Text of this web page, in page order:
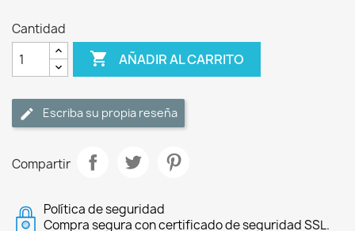
Cantidad
 AÑADIR AL CARRITO
Escriba su propia reseña
Compartir
Política de seguridad
Compra segura con certificado de seguridad SSL.